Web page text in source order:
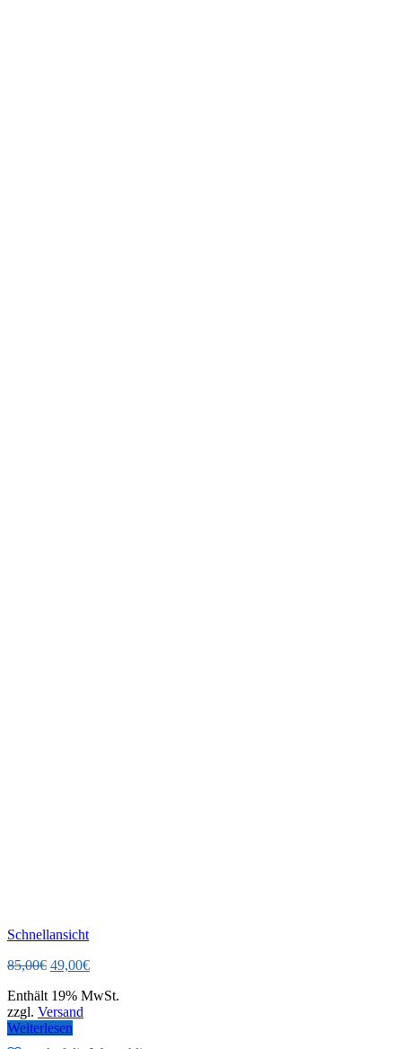
Schnellansicht
85,00€ Ursprünglicher
war:
85,00€
49,00€Aktueller
ist:
Enthält 19% MwSt.
zzgl. Versand
Weiterlesen